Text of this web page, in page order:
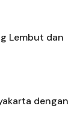
Lembut dan
dengan